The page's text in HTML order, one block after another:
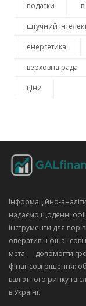
податки
штучний
енергетика
верховна рада
ціни
надаємо щоденні
інструменти для
оперативні
мета — допомогти
фінансові рішення:
валютного ринку та
в Україні.